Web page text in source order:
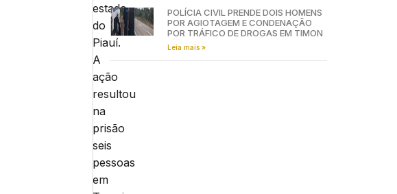
estado
do
Piauí.
A
ação
resultou
na
prisão
seis
pessoas
em
POLÍCIA CIVIL PRENDE DOIS HOMENS
POR AGIOTAGEM E CONDENAÇÃO
POR TRÁFICO DE DROGAS EM TIMON
Leia mais »